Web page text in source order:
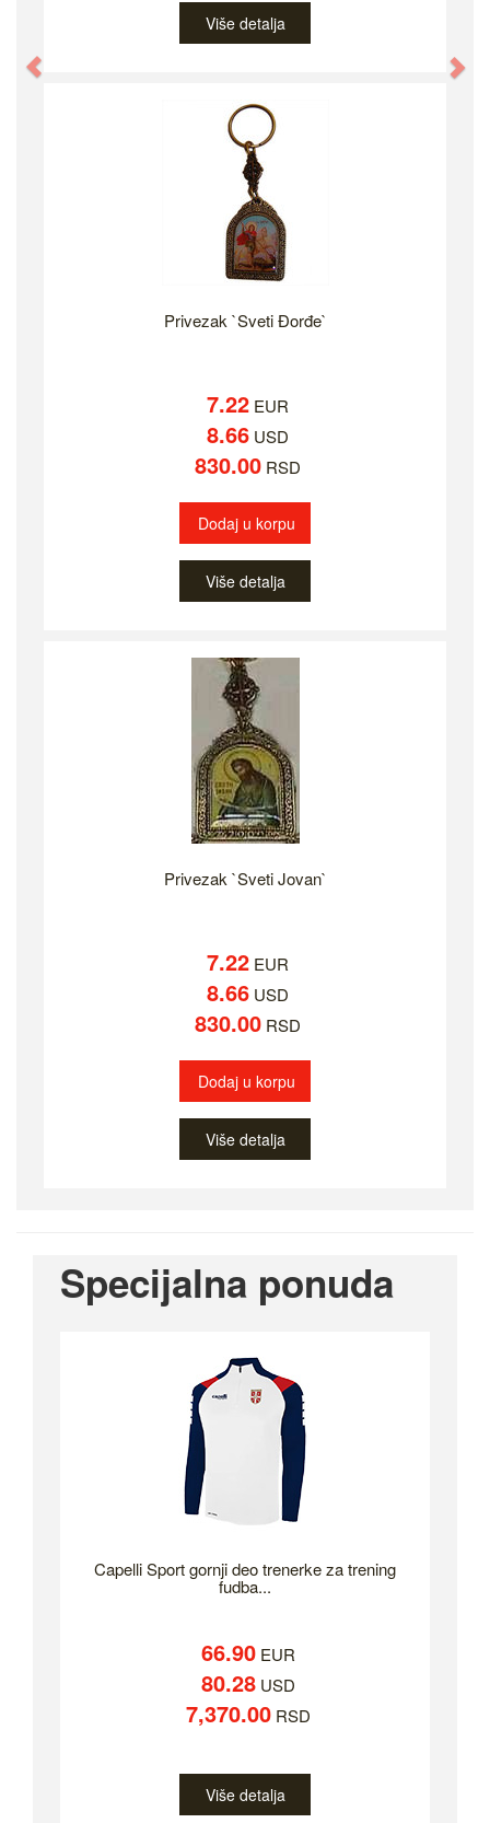
Više detalja
Privezak `Sveti Đorđe`
7.22 EUR
8.66 USD
830.00 RSD
Dodaj u korpu
Više detalja
Privezak `Sveti Jovan`
7.22 EUR
8.66 USD
830.00 RSD
Dodaj u korpu
Više detalja
Specijalna ponuda
Capelli Sport gornji deo trenerke za trening
fudba...
66.90EUR
80.28USD
7,370.00RSD
Više detalja